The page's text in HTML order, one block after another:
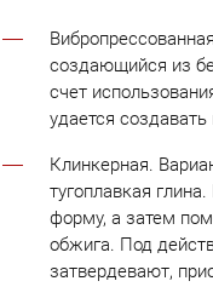
создающийся из
счет
удается
Клинкерная.
тугоплавкая
форму, а затем
обжига. Под
затвердевают,